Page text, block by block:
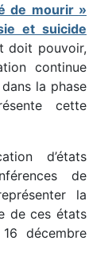
de mourir »
et suicide
doit pouvoir,
continue
la phase
cette
d’états
de
la
de ces états
décembre